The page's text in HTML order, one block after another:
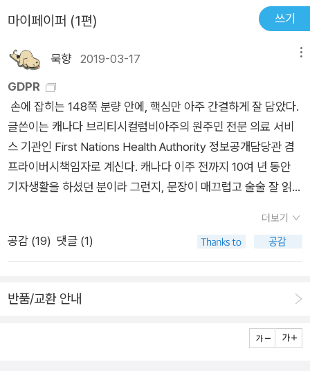
하다. 10장은 키 관리를 평이하게 설명하며 비밀 키 관리에 초점
을 맞춘다. 암호 키의 생명 주기(life cycle)를 다루고, 이 생명 주
기의 여러 단계에서 가장 일반적으로 이용되는 몇 가지 기법도 살
펴본다. 11장에서는 특히 공개 키 암호화와 관련된 키 관리와 그
와 관련해 발생하는 여러 이슈를 따져본다. 4부 암호학의 활용 1
2장에서는 앞에서 다룬 내용을 한데 묶어 암호학의 몇 가지 실제
응용 사례를 상세하게 다룬다. 이전 장에서 제기된 여러 문제는
암호화 기법을 적용하기 전에 해당 애플리케이션의 특성에 따라
적절히 처리돼야 하기 때문에, 여러 유명 암호화 애플리케이션 사
례를 통해 이런 문제가 실제로 어떻게 처리됐는지 확인할 수 있을
것이다. 특히 특정한 암호화 기초 요소가 이용되는 이유와 키 관
리가 이뤄지는 방법도 알아본다. 따라서 12장은 이전 장보다 더
루면서 암호학이 실제로 얼마나 우리의 일상과 밀접하게 맞닿아
하는 여러 사회적 문제를 좀 더 넓게 바라보는 한편, 어떻게 하면
마이페이퍼 (1편) 쓰기
묵향 2019-03-17
GDPR
손에 잡히는 148쪽 분량 안에, 핵심만 아주 간결하게 잘 담았다.
글쓴이는 캐나다 브리티시컬럼비아주의 원주민 전문 의료 서비
스 기관인 First Nations Health Authority 정보공개담당관 겸
프라이버시책임자로 계신다. 캐나다 이주 전까지 10여 년 동안
기자생활을 하셨던 분이라 그런지, 문장이 매끄럽고 술술 잘 읽힌
등이 함께 쓴 『불편한 인터넷(The Offensive Internet: Speec
h, Privacy, and Reputation, 2010년 최초 발행)』 등). 국내에
최근 나온 순으로 다음과 같은 것들이다. 『인터넷의 거품을 걷어
래되었다. 국내에 나온 책들 중에 GDPR(General Data Prote
ction Regulation)을 다루고 있는 단행본은 다음 두 권 정도가
더 있다.1. 개인정보보호위원회,『EU 개인정보보호법제(GDPR)
더보기
공감 (19) 댓글 (1)
반품/교환 안내